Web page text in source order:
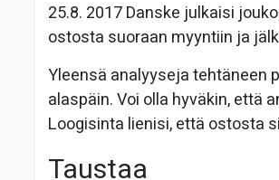
25.8. 2017 Danske julkaisi
ostosta suoraan myyntiin ja
Yleensä analyyseja tehtäneen
alaspäin. Voi olla hyväkin, että
Loogisinta lienisi, että ostosta
Taustaa